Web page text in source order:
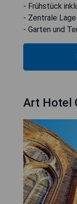
- Frühstück
- Zentrale
- Garten und
Art Hotel